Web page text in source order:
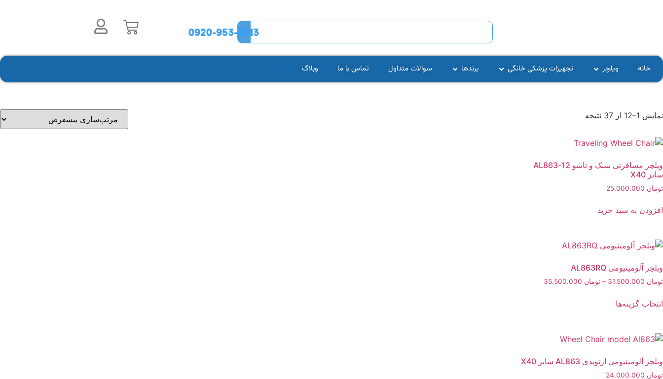
0920-953-8013
خانه ویلچر تجهیزات پزشکی خانگی برندها سوالات متداول تماس با ما وبلاگ
نمایش 1–12 از 37 نتیجه
ویلچر مسافرتی سبک و تاشو AL863-12
سایز X40
تومان
افزودن به سبد خرید
ویلچر آلومینیومی AL863RQ
تومان – تومان
انتخاب گزینه‌ها
ویلچر آلومینیومی ارتوپدی AL863 سایز X40
تومان